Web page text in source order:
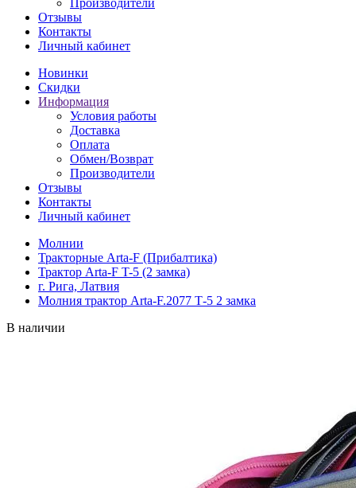
Производители
Отзывы
Контакты
Личный кабинет
Новинки
Скидки
Информация
Условия работы
Доставка
Оплата
Обмен/Возврат
Производители
Отзывы
Контакты
Личный кабинет
Молнии
Тракторные Arta-F (Прибалтика)
Трактор Arta-F T-5 (2 замка)
г. Рига, Латвия
Молния трактор Arta-F.2077 Т-5 2 замка
В наличии